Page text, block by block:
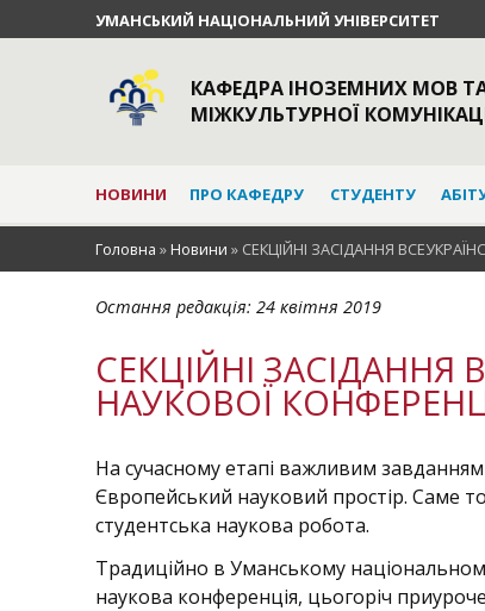
УМАНСЬКИЙ НАЦІОНАЛЬНИЙ УНІВЕРСИТЕТ
КАФЕДРА ІНОЗЕМНИХ МОВ
МІЖКУЛЬТУРНОЇ
НОВИНИ ПРО КАФЕДРУ СТУДЕНТУ
Головна »Новини » СЕКЦІЙНІ ЗАСІДАННЯ
Остання редакція: 24 квітня 2019
СЕКЦІЙНІ ЗАСІДАННЯ
НАУКОВОЇ
На сучасному етапі важливим завданням
Європейський науковий простір. Саме
студентська наукова робота.
Традиційно в Уманському
наукова конференція, цьогоріч